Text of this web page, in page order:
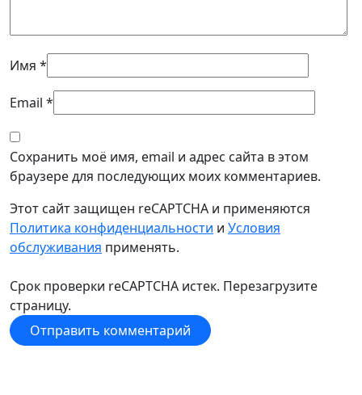
Имя *
Email *
Сохранить моё имя, email и адрес сайта в этом
браузере для последующих моих комментариев.
Этот сайт защищен reCAPTCHA и применяются
Политика конфиденциальности и Условия
обслуживания применять.
Срок проверки reCAPTCHA истек. Перезагрузите
страницу.